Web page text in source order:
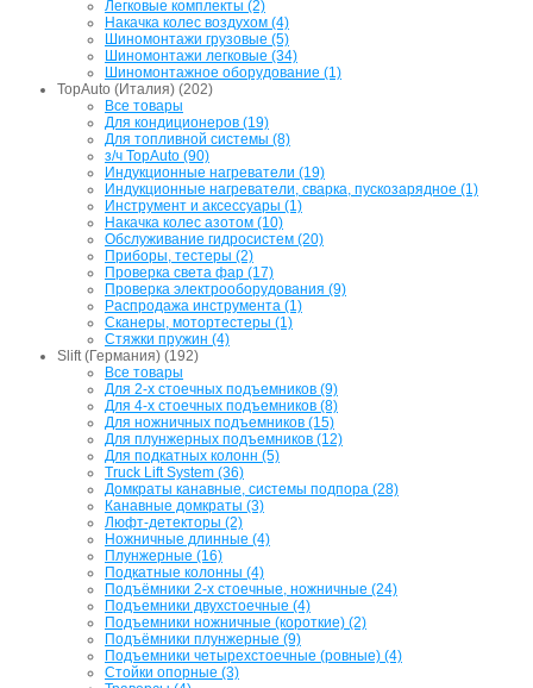
Легковые комплекты (2)
Накачка колес воздухом (4)
Шиномонтажи грузовые (5)
Шиномонтажи легковые (34)
Шиномонтажное оборудование (1)
TopAuto (Италия) (202)
Все товары
Для кондиционеров (19)
Для топливной системы (8)
з/ч TopAuto (90)
Индукционные нагреватели (19)
Индукционные нагреватели, сварка, пускозарядное (1)
Инструмент и аксессуары (1)
Накачка колес азотом (10)
Обслуживание гидросистем (20)
Приборы, тестеры (2)
Проверка света фар (17)
Проверка электрооборудования (9)
Распродажа инструмента (1)
Сканеры, мотортестеры (1)
Стяжки пружин (4)
Slift (Германия) (192)
Все товары
Для 2-х стоечных подъемников (9)
Для 4-х стоечных подъемников (8)
Для ножничных подъемников (15)
Для плунжерных подъемников (12)
Для подкатных колонн (5)
Truck Lift System (36)
Домкраты канавные, системы подпора (28)
Канавные домкраты (3)
Люфт-детекторы (2)
Ножничные длинные (4)
Плунжерные (16)
Подкатные колонны (4)
Подъёмники 2-х стоечные, ножничные (24)
Подъемники двухстоечные (4)
Подъемники ножничные (короткие) (2)
Подъёмники плунжерные (9)
Подъемники четырехстоечные (ровные) (4)
Стойки опорные (3)